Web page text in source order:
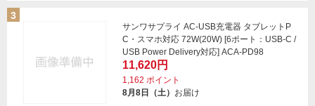
3
サンワサプライ AC-USB充電器 タブレットP
C・スマホ対応 72W(20W) [6ポート：USB-C /
USB Power Delivery対応] ACA-PD98
11,620円
1,162 ポイント
8月8日（土） お届け